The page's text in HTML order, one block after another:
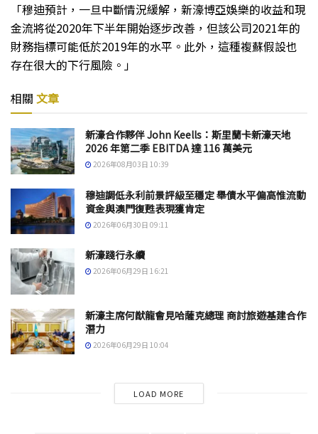
「穆迪預計，一旦中斷情況緩解，新濠博亞娛樂的收益和現
金流將從2020年下半年開始逐步改善，但該公司2021年的
財務指標可能低於2019年的水平。此外，這種複蘇假設也
存在很大的下行風險。」
相關 文章
新濠合作夥伴 John Keells：斯里蘭卡新濠天地
2026 年第二季 EBITDA 達 116 萬美元
2026年08月03日 10:39
穆迪調低永利前景評級至穩定 舉債水平偏高惟流動
資金與澳門復甦表現獲肯定
2026年06月30日 09:11
新濠踐行永續
2026年06月29日 16:21
新濠主席何猷龍會見哈薩克總理 商討旅遊基建合作
潛力
2026年06月29日 10:04
LOAD MORE